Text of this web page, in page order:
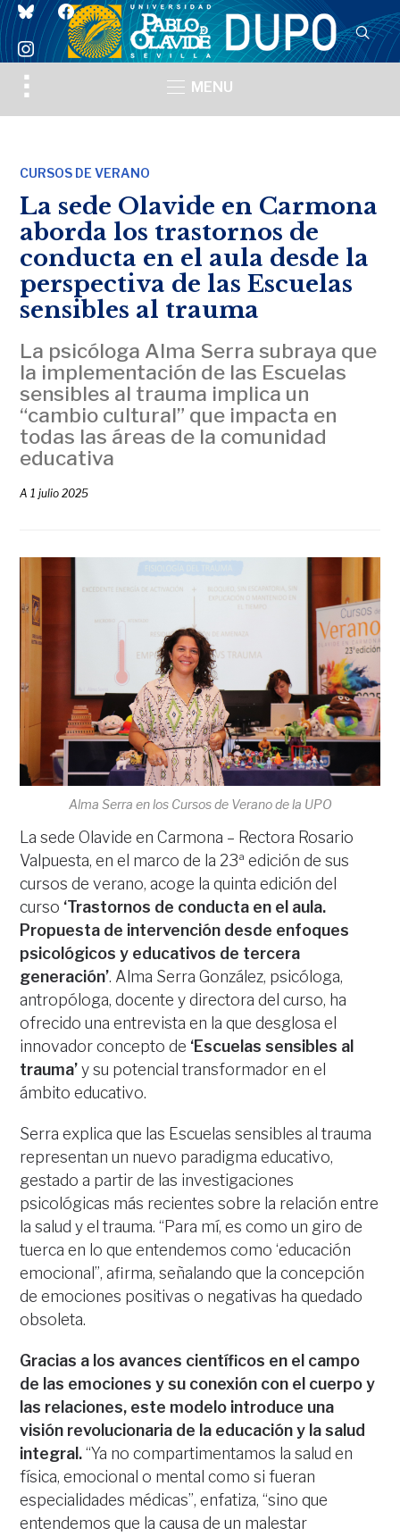
blueskyfacebook
instagram
Toggle
sidebar
MENU
CURSOS DE VERANO
La sede Olavide en Carmona
aborda los trastornos de
conducta en el aula desde la
perspectiva de las Escuelas
sensibles al trauma
La psicóloga Alma Serra subraya que
la implementación de las Escuelas
sensibles al trauma implica un
“cambio cultural” que impacta en
todas las áreas de la comunidad
educativa
A1 julio 2025
Alma Serra en los Cursos de Verano de la UPO
La sede Olavide en Carmona – Rectora Rosario
Valpuesta, en el marco de la 23ª edición de sus
cursos de verano, acoge la quinta edición del
curso ‘Trastornos de conducta en el aula.
Propuesta de intervención desde enfoques
psicológicos y educativos de tercera
generación’. Alma Serra González, psicóloga,
antropóloga, docente y directora del curso, ha
ofrecido una entrevista en la que desglosa el
innovador concepto de ‘Escuelas sensibles al
trauma’y su potencial transformador en el
ámbito educativo.
Serra explica que las Escuelas sensibles al trauma
representan un nuevo paradigma educativo,
gestado a partir de las investigaciones
psicológicas más recientes sobre la relación entre
la salud y el trauma. “Para mí, es como un giro de
tuerca en lo que entendemos como ‘educación
emocional”, afirma, señalando que la concepción
de emociones positivas o negativas ha quedado
obsoleta.
Gracias a los avances científicos en el campo
de las emociones y su conexión con el cuerpo y
las relaciones, este modelo introduce una
visión revolucionaria de la educación y la salud
integral.“Ya no compartimentamos la salud en
física, emocional o mental como si fueran
especialidades médicas”, enfatiza, “sino que
entendemos que la causa de un malestar